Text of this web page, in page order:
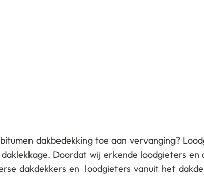
dakbedekking toe aan vervanging?
Doordat wij erkende loodgieters en
dakdekkers en loodgieters vanuit het